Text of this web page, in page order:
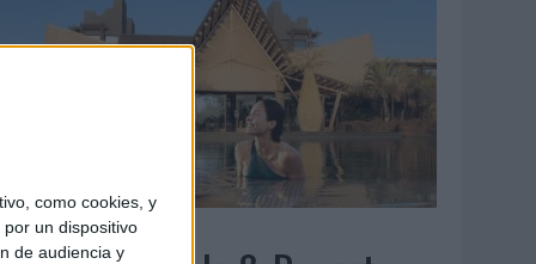
como cookies, y
un dispositivo
de audiencia y
08/2026